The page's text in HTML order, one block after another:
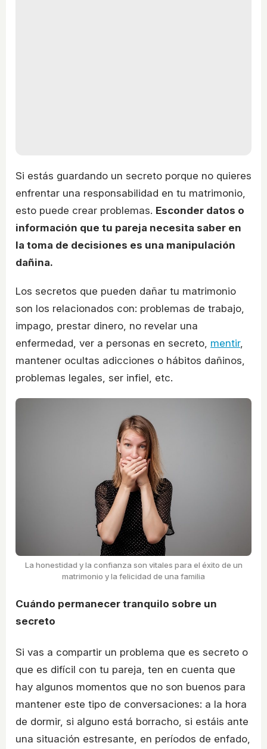
Si estás guardando un secreto porque no quieres
enfrentar una responsabilidad en tu matrimonio,
esto puede crear problemas. Esconder datos o
información que tu pareja necesita saber en
la toma de decisiones es una manipulación
dañina.
Los secretos que pueden dañar tu matrimonio
son los relacionados con: problemas de trabajo,
impago, prestar dinero, no revelar una
enfermedad, ver a personas en secreto, mentir,
mantener ocultas adicciones o hábitos dañinos,
problemas legales, ser infiel, etc.
La honestidad y la confianza son vitales para el éxito de un
matrimonio y la felicidad de una familia
Cuándo permanecer tranquilo sobre un
secreto
Si vas a compartir un problema que es secreto o
que es difícil con tu pareja, ten en cuenta que
hay algunos momentos que no son buenos para
mantener este tipo de conversaciones: a la hora
de dormir, si alguno está borracho, si estáis ante
una situación estresante, en períodos de enfado,